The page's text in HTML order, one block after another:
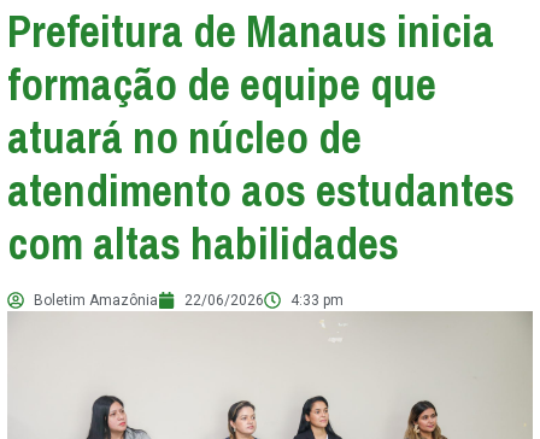
Prefeitura de Manaus inicia
formação de equipe que
atuará no núcleo de
atendimento aos estudantes
com altas habilidades
Boletim Amazônia 22/06/2026 4:33 pm